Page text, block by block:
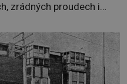
zrádných proudech i
Dračí trojúhelník
se zde jen
v jednu z
[…]